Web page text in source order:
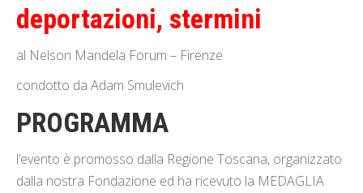
deportazioni, stermini
al Nelson Mandela Forum – Firenze
condotto da Adam Smulevich
PROGRAMMA
l’evento è promosso dalla Regione Toscana, organizzato
dalla nostra Fondazione ed ha ricevuto la MEDAGLIA